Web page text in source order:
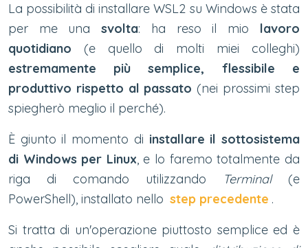
La possibilità di installare WSL2 su Windows è stata
per me unasvolta: ha reso il mio lavoro
quotidiano (e quello di molti miei colleghi)
estremamente più semplice, flessibile e
produttivo rispetto al passato (nei prossimi step
spiegherò meglio il perché).
È giunto il momento di installare il sottosistema
di Windows per Linux, e lo faremo totalmente da
riga di comando utilizzando
Terminal(e
PowerShell), installato nello step precedente .
Si tratta di un'operazione piuttosto semplice ed è